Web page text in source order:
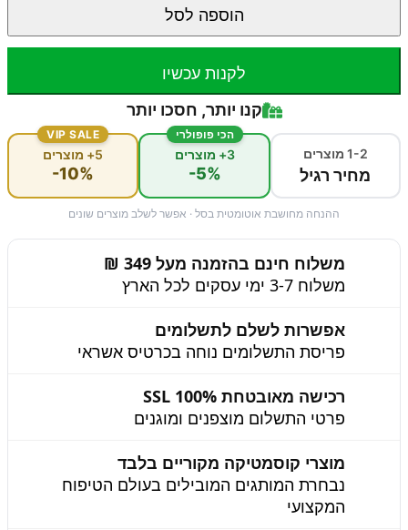
הוספה לסל
לקנות עכשיו
קנו יותר, חסכו יותר
1-2 מוצרים
מחיר רגיל
הכי פופולרי
3+ מוצרים
-5%
VIP SALE
5+ מוצרים
-10%
ההנחה מחושבת אוטומטית בסל · אפשר לשלב מוצרים שונים
משלוח חינם בהזמנה מעל 349 ₪
משלוח 3-7 ימי עסקים לכל הארץ
אפשרות לשלם לתשלומים
פריסת התשלומים נוחה בכרטיס אשראי
רכישה מאובטחת 100% SSL
פרטי התשלום מוצפנים ומוגנים
מוצרי קוסמטיקה מקוריים בלבד
נבחרת המותגים המובילים בעולם הטיפוח
המקצועי